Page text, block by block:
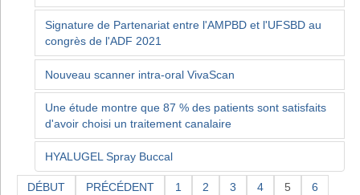
Signature de Partenariat entre l'AMPBD et l'UFSBD au
congrès de l'ADF 2021
Nouveau scanner intra-oral VivaScan
Une étude montre que 87 % des patients sont satisfaits
d'avoir choisi un traitement canalaire
HYALUGEL Spray Buccal
DÉBUT PRÉCÉDENT 1 2 3 4 5 6